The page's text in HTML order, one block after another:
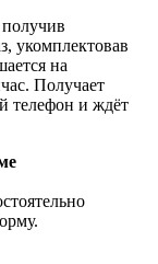
получив
укомплектовав
на
Получает
телефон и ждёт